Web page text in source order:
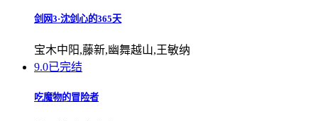
剑网3·沈剑心的365天
宝木中阳,藤新,幽舞越山,王敏纳
9.0已完结
吃魔物的冒险者